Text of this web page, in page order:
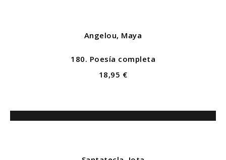
Angelou, Maya
180. Poesía completa
18,95 €